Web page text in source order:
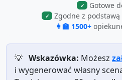
✓ Gotowe
✓
Zgodne z
👩‍🏫 1500+
💡 Wskazówka: Możesz
i wygenerować własny